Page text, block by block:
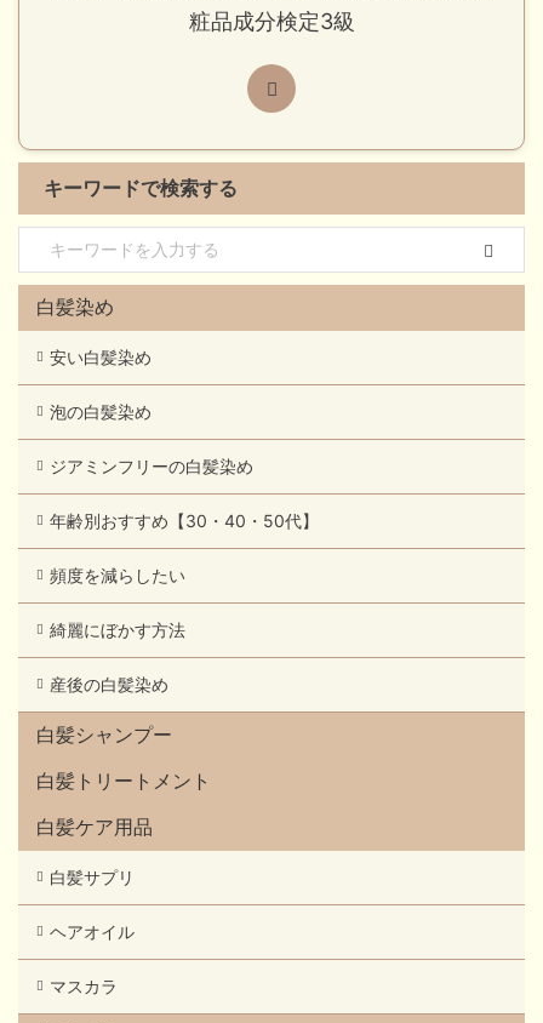
粧品成分検定3級
キーワードで検索する
白髪染め
安い白髪染め
泡の白髪染め
ジアミンフリーの白髪染め
年齢別おすすめ【30・40・50代】
頻度を減らしたい
綺麗にぼかす方法
産後の白髪染め
白髪シャンプー
白髪トリートメント
白髪ケア用品
白髪サプリ
ヘアオイル
マスカラ